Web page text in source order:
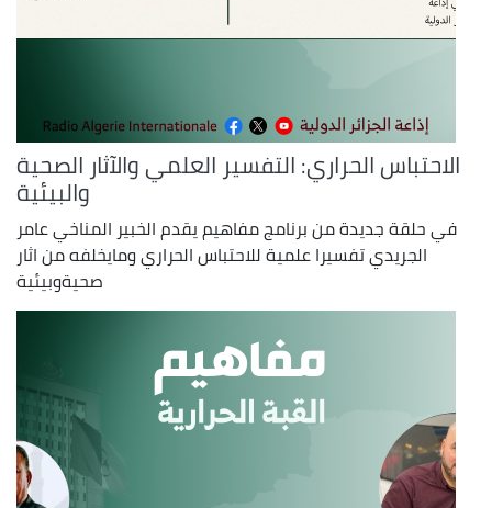
الاحتباس الحراري: التفسير العلمي والآثار الصحية
والبيئية
في حلقة جديدة من برنامج مفاهيم يقدم الخبير المناخي عامر
الجريدي تفسيرا علمية للاحتباس الحراري ومايخلفه من اثار
صحيةوبيئية